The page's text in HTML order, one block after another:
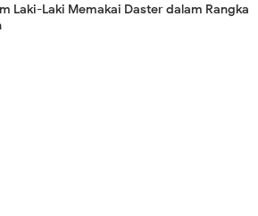
Laki-Laki Memakai Daster dalam Rangka